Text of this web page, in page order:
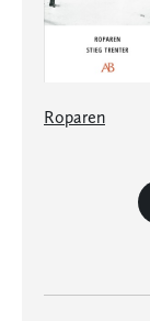
Roparen